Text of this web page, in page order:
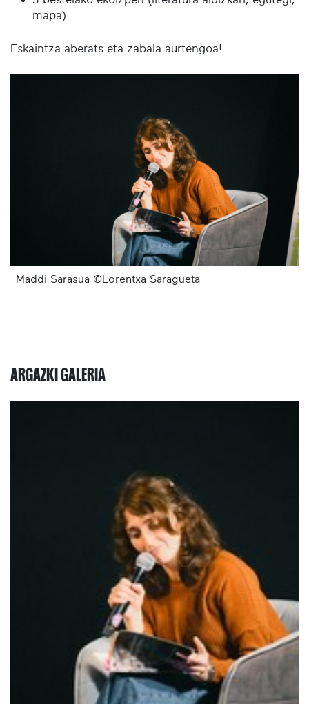
mapa)
Eskaintza aberats eta zabala aurtengoa!
Maddi Sarasua ©Lorentxa Saragueta
ARGAZKI GALERIA